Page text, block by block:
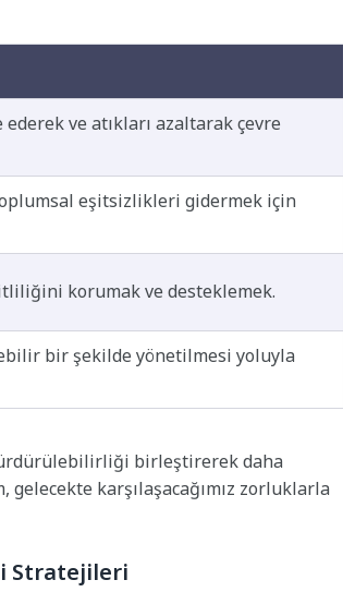
ve atıkları azaltarak çevre
eşitsizlikleri gidermek için
korumak ve desteklemek.
bir şekilde yönetilmesi yoluyla
birleştirerek daha
gelecekte karşılaşacağımız zorluklarla
Stratejileri